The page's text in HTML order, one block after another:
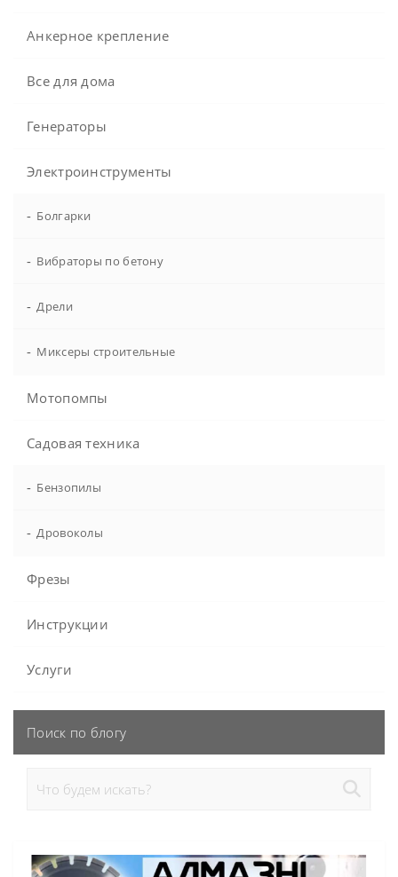
Анкерное крепление
Все для дома
Генераторы
Электроинструменты
- Болгарки
- Вибраторы по бетону
- Дрели
- Миксеры строительные
Мотопомпы
Садовая техника
- Бензопилы
- Дровоколы
Фрезы
Инструкции
Услуги
Поиск по блогу